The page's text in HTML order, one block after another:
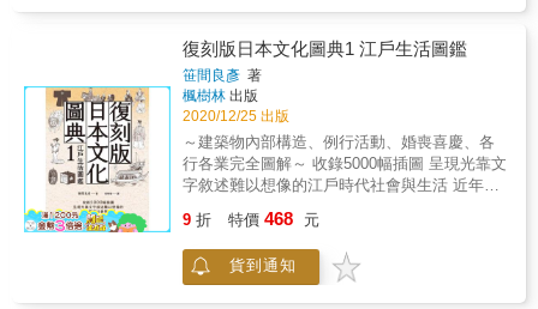
◆從音柱．宇髓天元看黑暗中的戰鬥集團「忍
者」 ◆從岩柱．悲鳴嶼行冥看享有優遇制度的
「盲人」 ◆從蛇柱．伊黑小芭內看被囚禁的
「特殊兒童」 ◆從栗花落香奈乎看遭到「人口
販賣」的孩童 ◆從鱗瀧左近次看會抓走小孩的
「天狗」 ◆從嘴平伊之助看五千個「棄兒」
【關於『鬼滅之鬼』的種種思考】 ◆「鬼」
（如鬼之人）是被社會排除的「異質之物」 本
書中介紹的鬼，有的來自山上，有的是反對朝
嫉妒的不幸之人、「牆外人」。他們來自被社
會秩序、生活空間排除在外的地方，是會帶來
危害的「異質者」。全球化及價值觀多元化、
士」為軸，以中央幕府旗本與地方大名藩士為
級、生活起居、擔負職務、服裝與甲冑武具等
細項，搭配近800幅插圖，圖文對照一目瞭然，
絕對是研究江戶史不可不讀的珍貴資料。 & 本
書特色 & ◎日本甲冑研究第一人．笹間良彥的
復原圖錄輯，參考眾多繪圖繪卷、文獻典籍與
留存古物，經考證後復原近800幅插圖。 & ◎
橫跨幕府將軍、幕臣、大名與浪士各階層，細
問服裝與武具甲冑，全方位揭曉江戶時代的武
士面貌。 & ◎卷末收錄江戶幕府主要官職簡介
日YouTuber）、 海苔熊（心理作家）、 賴品
妤（立法委員）&mdash;&mdash;專業推薦 ◆
鬼滅歷史背景、豐富角色分析與重點臺詞中日
對照 & 「人は心が原動力だから、心はどこま
でも強くなれる！！」 「心就是人的原動力，
心靈的強大是沒有界限的！！」 （竈門炭治郎
／第53話《你是》） & 「胸を張って生きろ、
己の弱さや不甲斐なさにどれだけ打ちのめさ
れようと、心を燃やせ、歯を喰いしばって前
は止まってくれない、共に寄り添って悲しん
ではくれない！」 「抬起胸膛活下去吧，就算
被自己的弱小無力擊垮在地，你也要燃起鬥
復刻版日本文化圖典1 江戶生活圖鑑
笹間良彥 著
楓樹林 出版
2020/12/25 出版
～建築物內部構造、例行活動、婚喪喜慶、各
行各業完全圖解～ 收錄5000幅插圖 呈現光靠文
字敘述難以想像的江戶時代社會與生活 近年
從過去著重中央的歷史研究，轉變為重視地域
歷史， 進而推動了生活史及鄉土歷史的復原。
可說是從權力的歷史轉變成更有人性，即所謂
9 折 特價 468 元
貨到通知